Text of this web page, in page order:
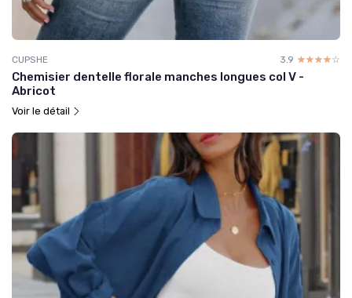
CUPSHE 3.9 ☆☆☆☆☆
★★★★★
Chemisier dentelle florale manches longues col V -
Abricot
Voir le détail